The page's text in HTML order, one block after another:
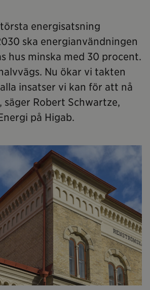
energisatsning
ska energianvändningen
hus minska med 30 procent.
Nu ökar vi takten
insatser vi kan för att nå
Robert Schwartze,
på Higab.